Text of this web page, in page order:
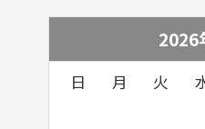
2026
日 月 火